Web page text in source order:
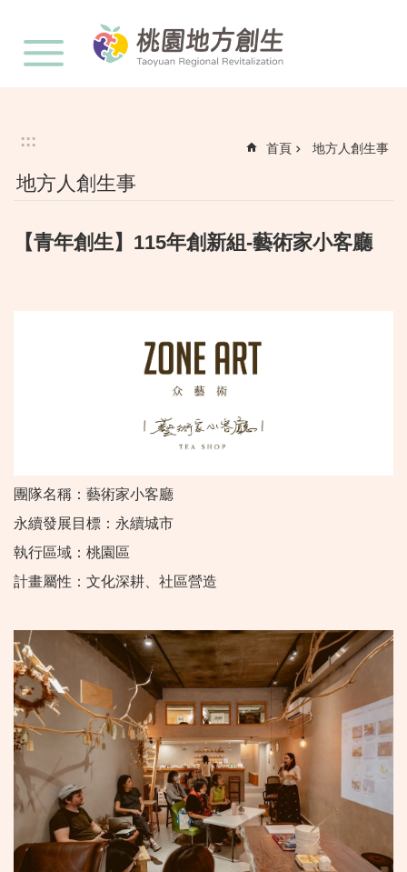
::: 首頁 地方人創生事
地方人創生事
【青年創生】115年創新組-藝術家小客廳
團隊名稱：藝術家小客廳
永續發展目標：永續城市
執行區域：桃園區
計畫屬性：文化深耕、社區營造